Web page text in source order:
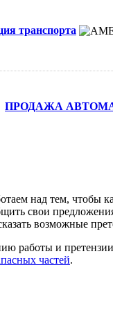
транспорта
ПРОДАЖА
над тем, чтобы
свои
возможные
работы и
частей.